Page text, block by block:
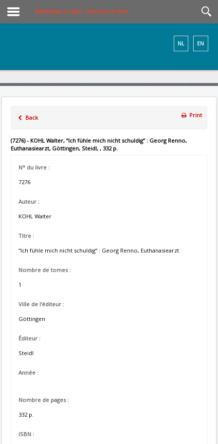
Bibliothèque en ligne – Recherche de livres
EN
NL
Back Print
(7276) - KOHL Walter, “Ich fühle mich nicht schuldig” : Georg Renno,
Euthanasiearzt, Göttingen, Steidl, , 332 p.
N° du livre :
7276
Auteur :
KOHL Walter
Titre :
“Ich fühle mich nicht schuldig” : Georg Renno, Euthanasiearzt
Nombre de tomes :
1
Ville de l'éditeur :
Göttingen
Éditeur :
Steidl
Année :
Nombre de pages :
332 p.
ISBN :